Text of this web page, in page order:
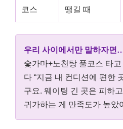
코스
땡길 때
우리 사이에서만 말하자면
숯가마+노천탕 풀코스 타고
다 “지금 내 컨디션에 편한
구요. 웨이팅 긴 곳은 피하
귀가하는 게 만족도가 높았